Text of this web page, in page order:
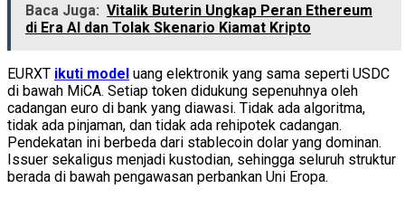
Baca Juga: Vitalik Buterin Ungkap Peran Ethereum
di Era AI dan Tolak Skenario Kiamat Kripto
EURXT ikuti model uang elektronik yang sama seperti USDC
di bawah MiCA. Setiap token didukung sepenuhnya oleh
cadangan euro di bank yang diawasi. Tidak ada algoritma,
tidak ada pinjaman, dan tidak ada rehipotek cadangan.
Pendekatan ini berbeda dari stablecoin dolar yang dominan.
Issuer sekaligus menjadi kustodian, sehingga seluruh struktur
berada di bawah pengawasan perbankan Uni Eropa.